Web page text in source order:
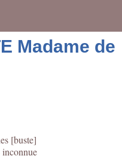
Madame de
[buste]